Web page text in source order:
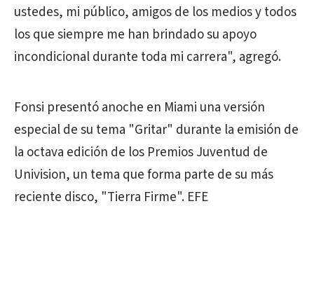
ustedes, mi público, amigos de los medios y todos
los que siempre me han brindado su apoyo
incondicional durante toda mi carrera", agregó.
Fonsi presentó anoche en Miami una versión
especial de su tema "Gritar" durante la emisión de
la octava edición de los Premios Juventud de
Univision, un tema que forma parte de su más
reciente disco, "Tierra Firme". EFE